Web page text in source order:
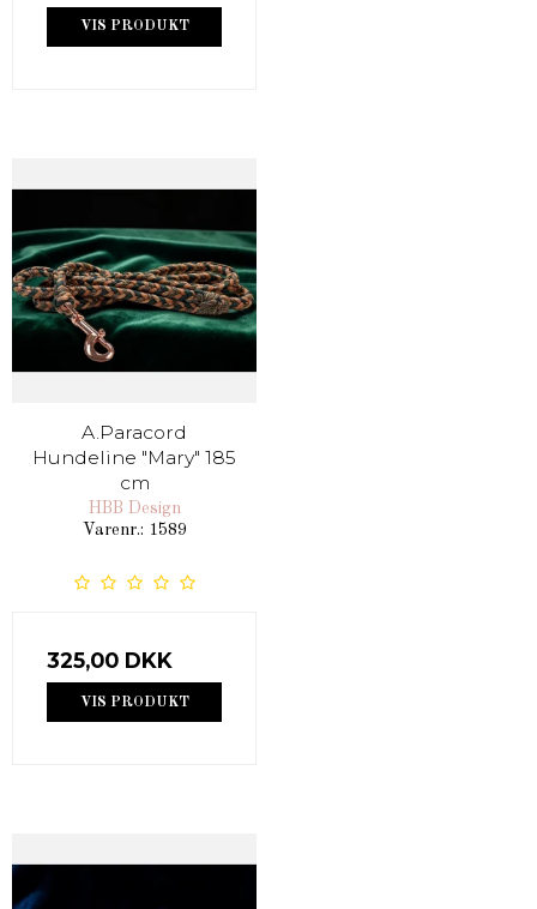
VIS PRODUKT
A.Paracord
Hundeline "Mary" 185
cm
HBB Design
Varenr.: 1589
325,00 DKK
VIS PRODUKT